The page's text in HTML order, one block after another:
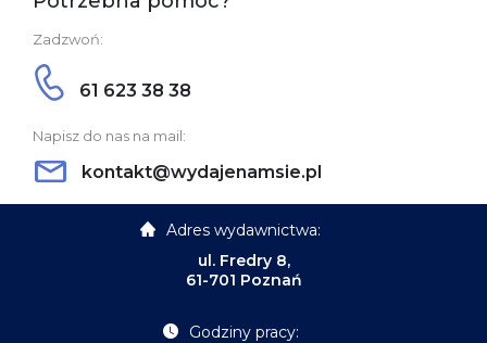
Zadzwoń:
61 623 38 38
Napisz do nas na mail:
kontakt@wydajenamsie.pl
Adres wydawnictwa:
ul. Fredry 8,
61-701 Poznań
Godziny pracy: